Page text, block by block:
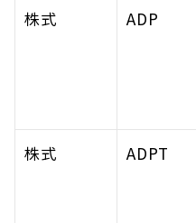
株式 ADP
株式 ADPT